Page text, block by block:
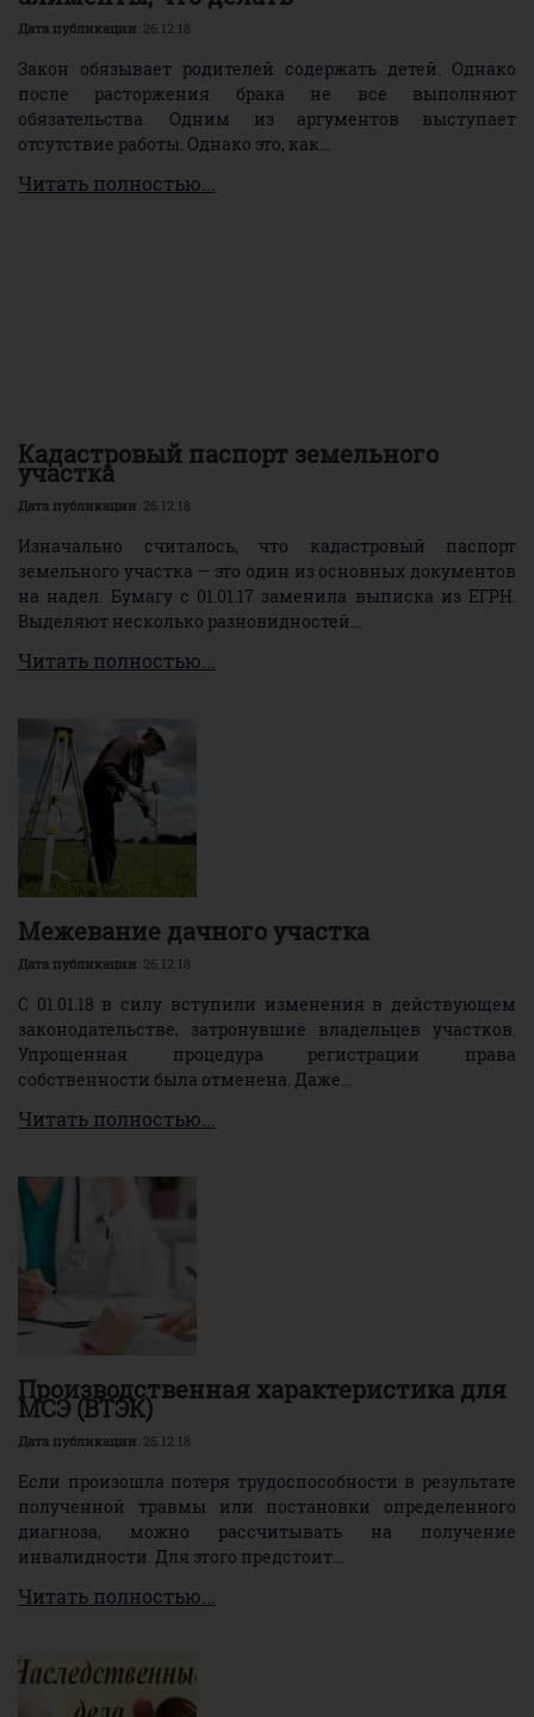
Дата публикации: 26.12.18
Закон обязывает родителей содержать детей. Однако
после расторжения брака не все выполняют
обязательства. Одним из аргументов выступает
отсутствие работы. Однако это, как...
Читать полностью...
Кадастровый паспорт земельного
участка
Дата публикации: 26.12.18
Изначально считалось, что кадастровый паспорт
земельного участка — это один из основных документов
на надел. Бумагу с 01.01.17 заменила выписка из ЕГРН.
Выделяют несколько разновидностей...
Читать полностью...
Межевание дачного участка
Дата публикации: 26.12.18
С 01.01.18 в силу вступили изменения в действующем
законодательстве, затронувшие владельцев участков.
Упрощенная процедура регистрации права
собственности была отменена. Даже...
Читать полностью...
Производственная характеристика для
МСЭ (ВТЭК)
Дата публикации: 26.12.18
Если произошла потеря трудоспособности в результате
полученной травмы или постановки определенного
диагноза, можно рассчитывать на получение
инвалидности. Для этого предстоит...
Читать полностью...